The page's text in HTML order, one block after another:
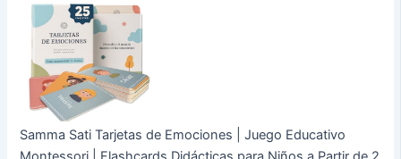
Samma Sati Tarjetas de Emociones | Juego Educativo